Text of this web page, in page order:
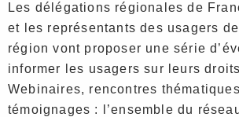
Les délégations régionales de
et les représentants des usagers
région vont proposer une série
informer les usagers sur leurs
Webinaires, rencontres
témoignages : l’ensemble du